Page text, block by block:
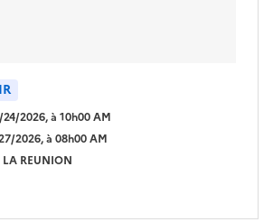
09h00 à 10h30 Enlèvement sur
exclusive de l'acquéreur, sur
présentation d'une pièce
frais de garde seront à régler
dès le lendemain de la
2026, à 10h00 AM
2026, à 08h00 AM
LA REUNION